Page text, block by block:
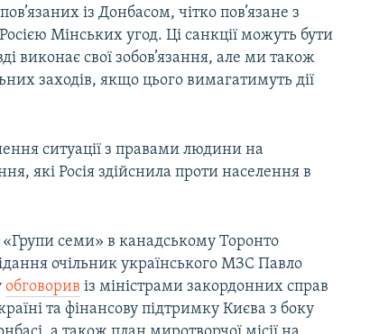
із Донбасом, чітко пов’язане з
Мінських угод. Ці санкції можуть бути
виконає свої зобов’язання, але ми також
заходів, якщо цього вимагатимуть дії
ситуації з правами людини на
які Росія здійснила проти населення в
«Групи семи» в канадському Торонто
очільник українського МЗС Павло
обговорив із міністрами закордонних справ
та фінансову підтримку Києва з боку